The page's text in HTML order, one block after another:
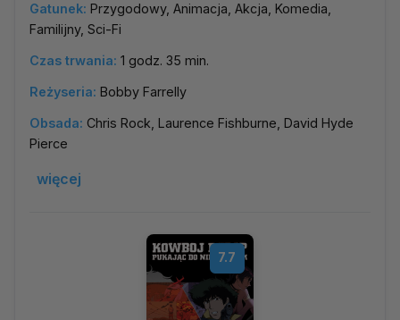
Gatunek: Przygodowy, Animacja, Akcja, Komedia,
Familijny, Sci-Fi
Czas trwania: 1 godz. 35 min.
Reżyseria: Bobby Farrelly
Obsada: Chris Rock, Laurence Fishburne, David Hyde
Pierce
więcej
7.7